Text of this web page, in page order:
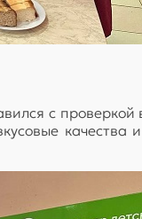
с
качества